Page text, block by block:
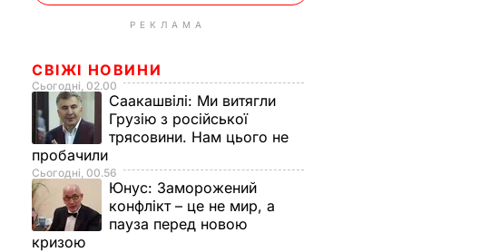
РЕКЛАМА
СВІЖІ НОВИНИ
Сьогодні, 02.00
Саакашвілі: Ми витягли
Грузію з російської
трясовини. Нам цього не
пробачили
Сьогодні, 00.56
Юнус: Заморожений
конфлікт – це не мир, а
пауза перед новою
кризою